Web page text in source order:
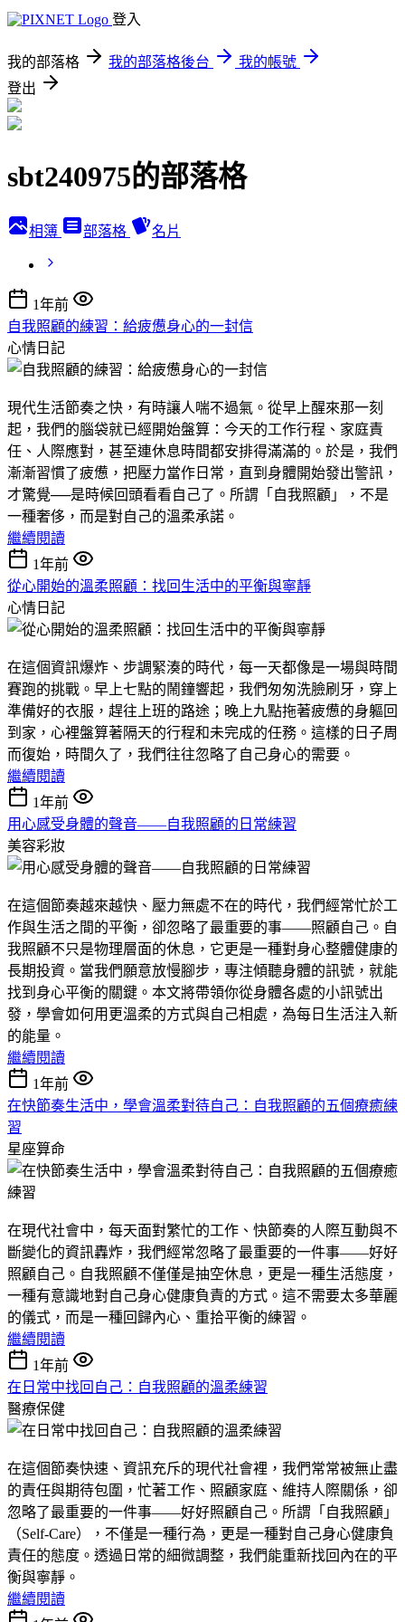
登入
我的部落格 我的部落格後台
我的帳號
登出
sbt240975的部落格
相簿 部落格 名片
1年前
自我照顧的練習：給疲憊身心的一封信
心情日記
現代生活節奏之快，有時讓人喘不過氣。從早上醒來那一刻
起，我們的腦袋就已經開始盤算：今天的工作行程、家庭責
任、人際應對，甚至連休息時間都安排得滿滿的。於是，我們
漸漸習慣了疲憊，把壓力當作日常，直到身體開始發出警訊，
才驚覺──是時候回頭看看自己了。所謂「自我照顧」，不是
一種奢侈，而是對自己的溫柔承諾。
繼續閱讀
1年前
從心開始的溫柔照顧：找回生活中的平衡與寧靜
心情日記
在這個資訊爆炸、步調緊湊的時代，每一天都像是一場與時間
賽跑的挑戰。早上七點的鬧鐘響起，我們匆匆洗臉刷牙，穿上
準備好的衣服，趕往上班的路途；晚上九點拖著疲憊的身軀回
到家，心裡盤算著隔天的行程和未完成的任務。這樣的日子周
而復始，時間久了，我們往往忽略了自己身心的需要。
繼續閱讀
1年前
用心感受身體的聲音——自我照顧的日常練習
美容彩妝
在這個節奏越來越快、壓力無處不在的時代，我們經常忙於工
作與生活之間的平衡，卻忽略了最重要的事——照顧自己。自
我照顧不只是物理層面的休息，它更是一種對身心整體健康的
長期投資。當我們願意放慢腳步，專注傾聽身體的訊號，就能
找到身心平衡的關鍵。本文將帶領你從身體各處的小訊號出
發，學會如何用更溫柔的方式與自己相處，為每日生活注入新
的能量。
繼續閱讀
1年前
在快節奏生活中，學會溫柔對待自己：自我照顧的五個療癒練
習
星座算命
在現代社會中，每天面對繁忙的工作、快節奏的人際互動與不
斷變化的資訊轟炸，我們經常忽略了最重要的一件事——好好
照顧自己。自我照顧不僅僅是抽空休息，更是一種生活態度，
一種有意識地對自己身心健康負責的方式。這不需要太多華麗
的儀式，而是一種回歸內心、重拾平衡的練習。
繼續閱讀
1年前
在日常中找回自己：自我照顧的溫柔練習
醫療保健
在這個節奏快速、資訊充斥的現代社會裡，我們常常被無止盡
的責任與期待包圍，忙著工作、照顧家庭、維持人際關係，卻
忽略了最重要的一件事——好好照顧自己。所謂「自我照顧」
（Self-Care），不僅是一種行為，更是一種對自己身心健康負
責任的態度。透過日常的細微調整，我們能重新找回內在的平
衡與寧靜。
繼續閱讀